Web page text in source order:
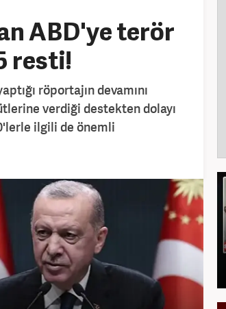
ABD'ye terör
resti!
röportajın devamını
verdiği destekten dolayı
ilgili de önemli